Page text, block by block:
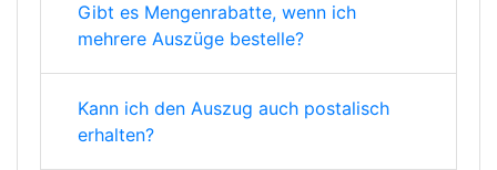
Gibt es Mengenrabatte, wenn ich
mehrere Auszüge bestelle?
Kann ich den Auszug auch postalisch
erhalten?